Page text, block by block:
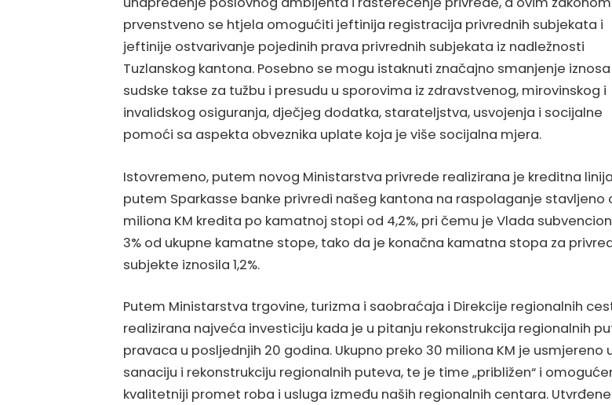
prvenstveno se htjela omogućiti jeftinija registracija privrednih subjekata i
jeftinije ostvarivanje pojedinih prava privrednih subjekata iz nadležnosti
Tuzlanskog kantona. Posebno se mogu istaknuti značajno smanjenje iznosa
sudske takse za tužbu i presudu u sporovima iz zdravstvenog, mirovinskog i
invalidskog osiguranja, dječjeg dodatka, starateljstva, usvojenja i socijalne
pomoći sa aspekta obveznika uplate koja je više socijalna mjera.
Istovremeno, putem novog Ministarstva privrede realizirana je kreditna
putem Sparkasse banke privredi našeg kantona na raspolaganje stavljeno
miliona KM kredita po kamatnoj stopi od 4,2%, pri čemu je Vlada
3% od ukupne kamatne stope, tako da je konačna kamatna stopa za
subjekte iznosila 1,2%.
Putem Ministarstva trgovine, turizma i saobraćaja i Direkcije regionalnih
realizirana najveća investiciju kada je u pitanju rekonstrukcija regionalnih
pravaca u posljednjih 20 godina. Ukupno preko 30 miliona KM je usmjereno
sanaciju i rekonstrukciju regionalnih puteva, te je time „približen“ i
kvalitetniji promet roba i usluga između naših regionalnih centara.